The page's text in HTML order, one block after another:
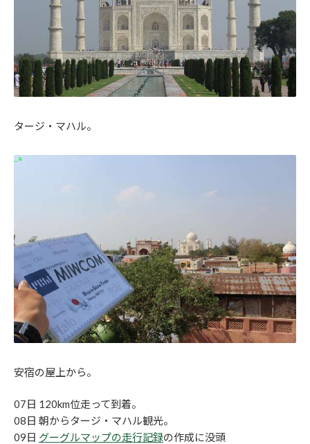
タージ・マハル。
安宿の屋上から。
07日 120km位走って到着。
08日 朝からタージ・マハル観光。
09日 グーグルマップの走行記録の作成に没頭